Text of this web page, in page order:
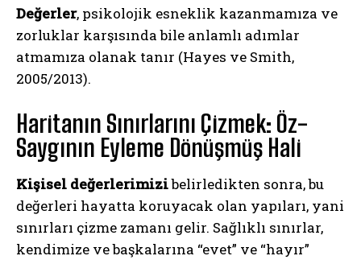
Değerler, psikolojik esneklik kazanmamıza ve
zorluklar karşısında bile anlamlı adımlar
atmamıza olanak tanır (Hayes ve Smith,
2005/2013).
Haritanın Sınırlarını Çizmek: Öz-
Saygının Eyleme Dönüşmüş Hali
Kişisel değerlerimizibelirledikten sonra, bu
değerleri hayatta koruyacak olan yapıları, yani
sınırları çizme zamanı gelir. Sağlıklı sınırlar,
kendimize ve başkalarına “evet” ve “hayır”